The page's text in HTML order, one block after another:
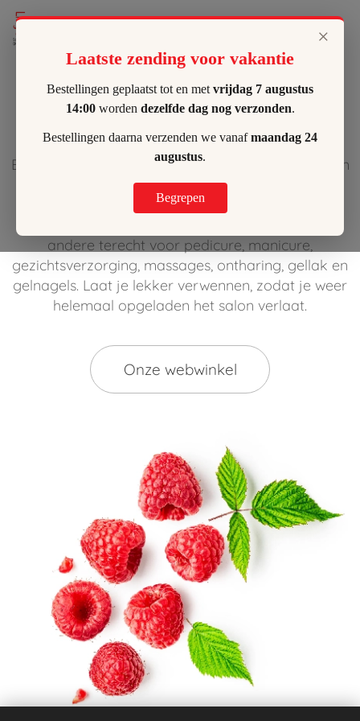
Verwen jezelf
Ben jij op zoek naar een schoonheidssalon dat een
totaalpakket aan behandelingen aanbiedt?
Dan ben je bij Lilly's in de Spoorwegstraat in
andere terecht voor pedicure, manicure,
gezichtsverzorging, massages, ontharing, gellak en
gelnagels. Laat je lekker verwennen, zodat je weer
helemaal opgeladen het salon verlaat.
Onze webwinkel
×
Laatste zending voor vakantie
Bestellingen geplaatst tot en met vrijdag 7 augustus
14:00worden dezelfde dag nog verzonden.
Bestellingen daarna verzenden we vanafmaandag 24
augustus.
Begrepen